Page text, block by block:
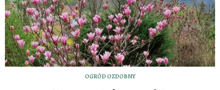
OGRÓD OZDOBNY